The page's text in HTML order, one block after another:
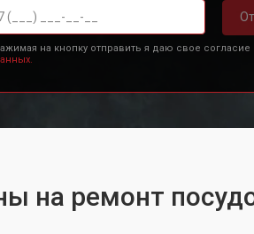
на кнопку отправить я даю свое согласие
на ремонт